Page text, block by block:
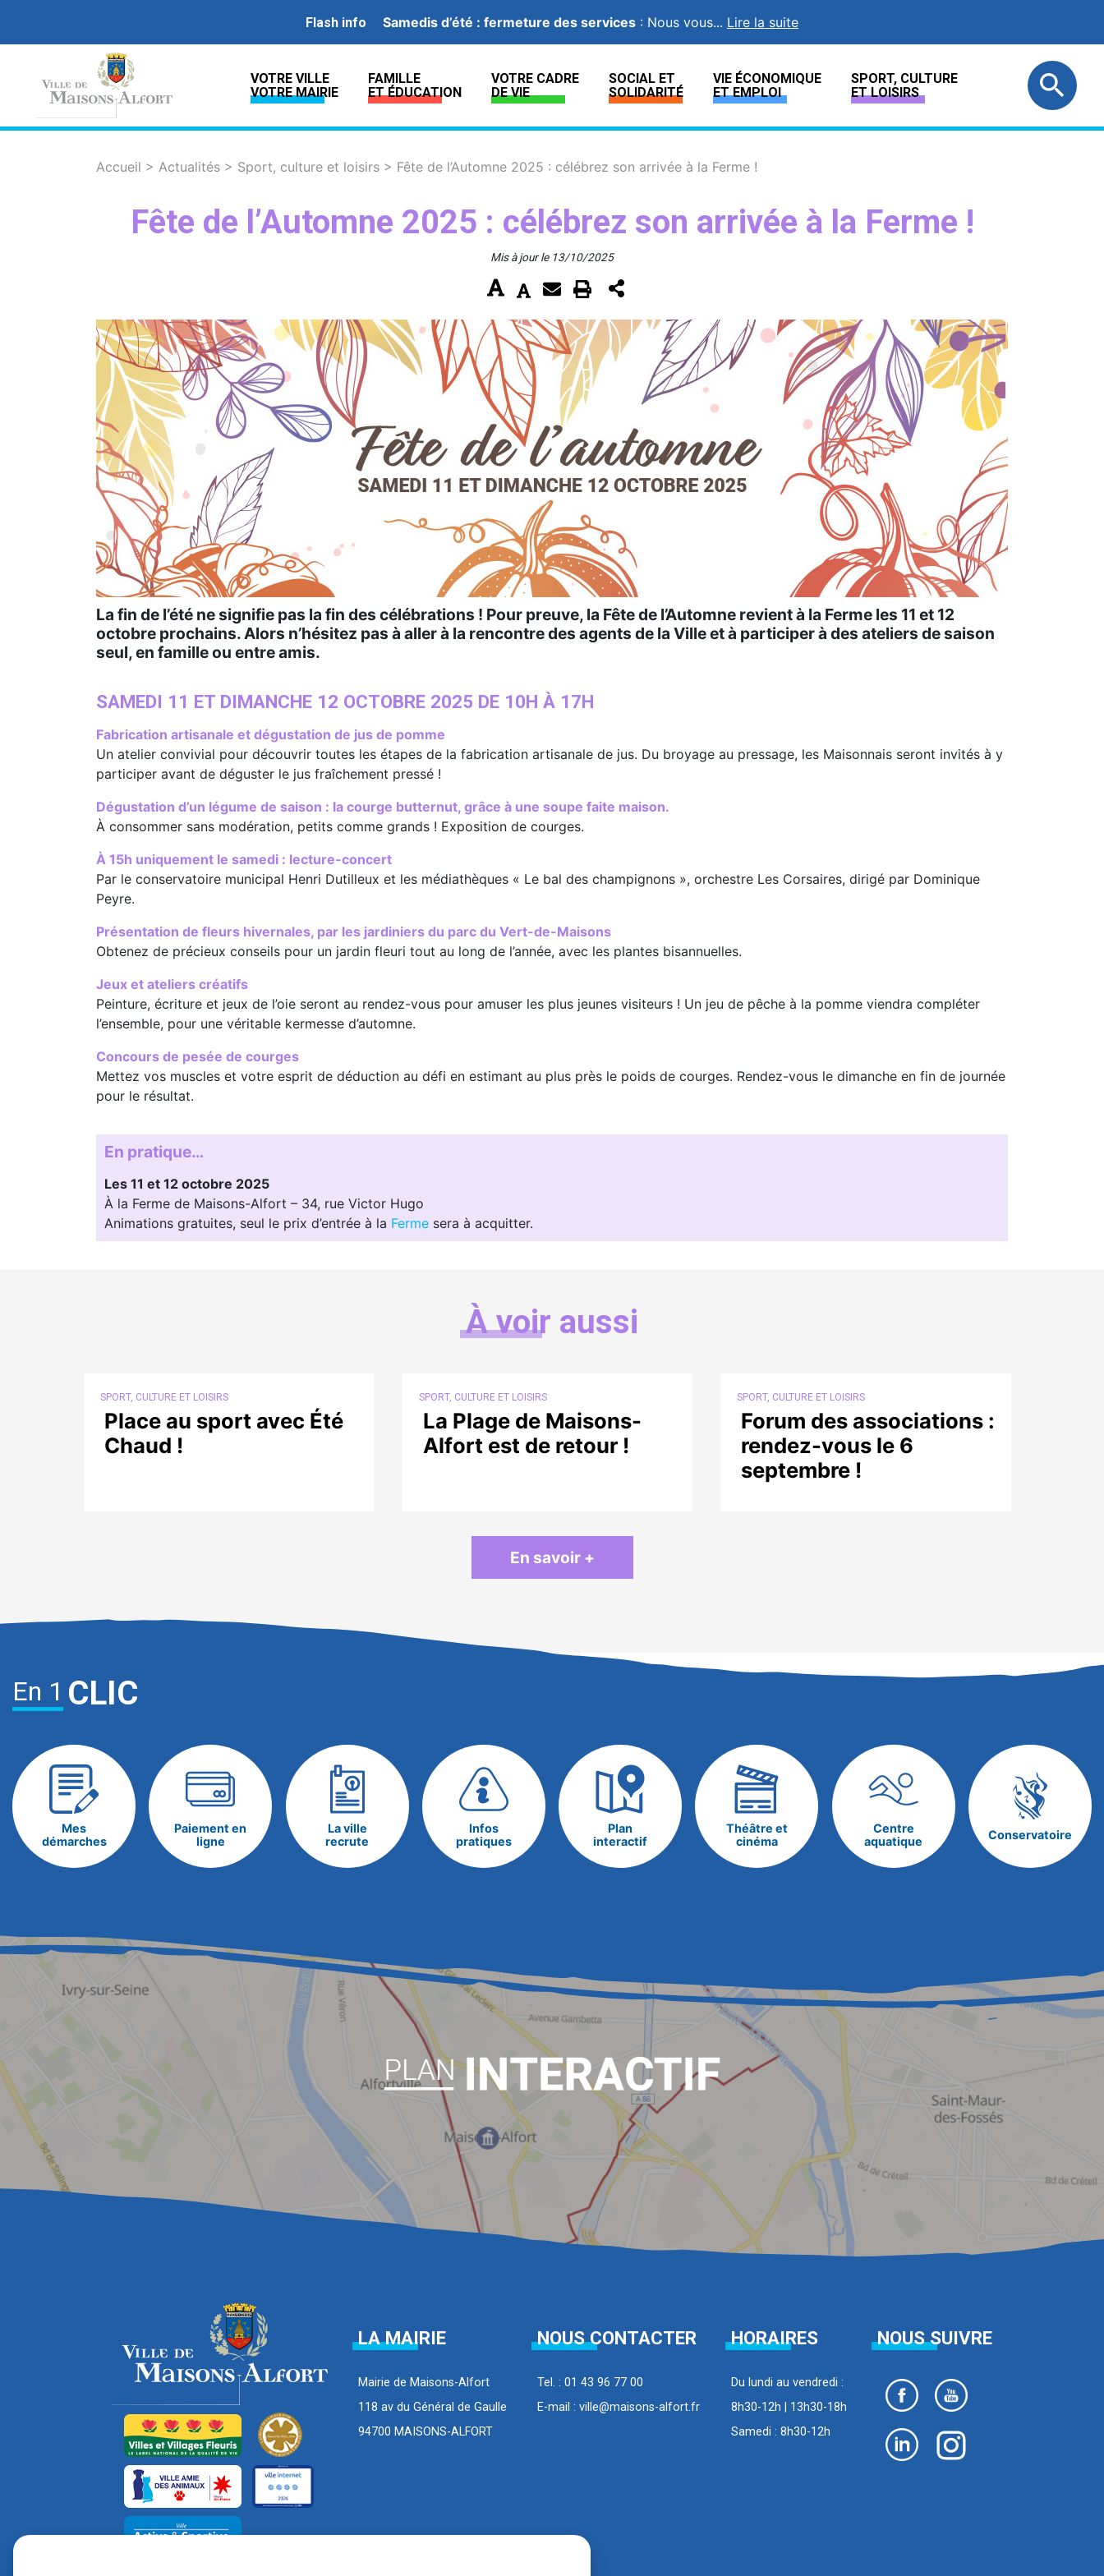
Flash info Samedis d’été : fermeture des services : Nous vous... Lire la suite
VOTRE VILLE
VOTRE MAIRIE
FAMILLE
ET ÉDUCATION
VOTRE CADRE
DE VIE
SOCIAL ET
SOLIDARITÉ
VIE ÉCONOMIQUE
ET EMPLOI
SPORT, CULTURE
ET LOISIRS
Accueil > Actualités > Sport, culture et loisirs > Fête de l’Automne 2025 : célébrez son arrivée à la Ferme !
Fête de l’Automne 2025 : célébrez son arrivée à la Ferme !
Mis à jour le 13/10/2025
La fin de l’été ne signifie pas la fin des célébrations ! Pour preuve, la Fête de l’Automne revient à la Ferme les 11 et 12
octobre prochains. Alors n’hésitez pas à aller à la rencontre des agents de la Ville et à participer à des ateliers de saison
seul, en famille ou entre amis.
SAMEDI 11 ET DIMANCHE 12 OCTOBRE 2025 DE 10H À 17H
Fabrication artisanale et dégustation de jus de pomme
Un atelier convivial pour découvrir toutes les étapes de la fabrication artisanale de jus. Du broyage au pressage, les Maisonnais seront invités à y
participer avant de déguster le jus fraîchement pressé !
Dégustation d’un légume de saison : la courge butternut, grâce à une soupe faite maison.
À consommer sans modération, petits comme grands ! Exposition de courges.
À 15h uniquement le samedi : lecture-concert
Par le conservatoire municipal Henri Dutilleux et les médiathèques « Le bal des champignons », orchestre Les Corsaires, dirigé par Dominique
Peyre.
Présentation de fleurs hivernales, par les jardiniers du parc du Vert-de-Maisons
Obtenez de précieux conseils pour un jardin fleuri tout au long de l’année, avec les plantes bisannuelles.
Jeux et ateliers créatifs
Peinture, écriture et jeux de l’oie seront au rendez-vous pour amuser les plus jeunes visiteurs ! Un jeu de pêche à la pomme viendra compléter
l’ensemble, pour une véritable kermesse d’automne.
Concours de pesée de courges
Mettez vos muscles et votre esprit de déduction au défi en estimant au plus près le poids de courges. Rendez-vous le dimanche en fin de journée
pour le résultat.
En pratique…
Les 11 et 12 octobre 2025
À la Ferme de Maisons-Alfort – 34, rue Victor Hugo
Animations gratuites, seul le prix d’entrée à la Ferme sera à acquitter.
À voir aussi
SPORT, CULTURE ET LOISIRS
Place au sport avec Été
Chaud !
SPORT, CULTURE ET LOISIRS
La Plage de Maisons-
Alfort est de retour !
SPORT, CULTURE ET LOISIRS
Forum des associations :
rendez-vous le 6
septembre !
En savoir +
En 1 CLIC
Mes
démarches
Paiement en
ligne
La ville
recrute
Infos
pratiques
Plan
interactif
Théâtre et
cinéma
Centre
aquatique
Conservatoire
LA MAIRIE
Mairie de Maisons-Alfort
118 av du Général de Gaulle
94700 MAISONS-ALFORT
NOUS CONTACTER
Tel. : 01 43 96 77 00
E-mail : ville@maisons-alfort.fr
HORAIRES
Du lundi au vendredi :
8h30-12h | 13h30-18h
Samedi : 8h30-12h
NOUS SUIVRE